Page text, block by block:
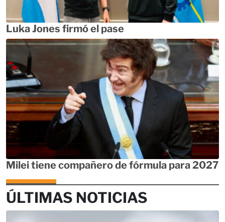
Luka Jones firmó el pase
Milei tiene compañero de fórmula para 2027
ÚLTIMAS NOTICIAS